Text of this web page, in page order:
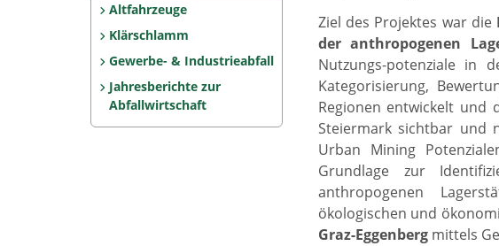
Altfahrzeuge
Klärschlamm
Gewerbe- & Industrieabfall
Jahresberichte zur
Abfallwirtschaft
Ziel des Projektes war die
der anthropogenen
Nutzungs-potenziale in
Kategorisierung,
Regionen entwickelt und
Steiermark sichtbar und
Urban Mining
Grundlage zur
anthropogenen
ökologischen und
Graz-Eggenbergmittels